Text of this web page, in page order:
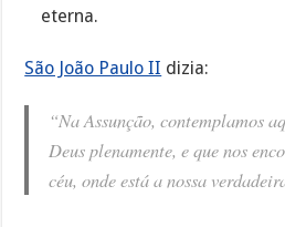
eterna.
São João Paulo II dizia:
“Na Assunção, contemplamos
Deus plenamente, e que nos
céu, onde está a nossa